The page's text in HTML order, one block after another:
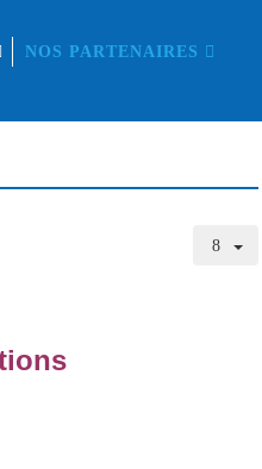
NOS PARTENAIRES